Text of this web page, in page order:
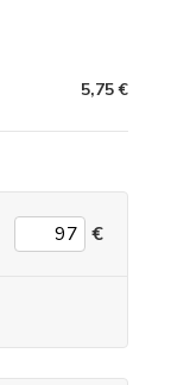
5,75 €
€